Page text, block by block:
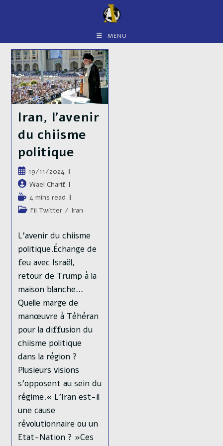
MENU
Iran, l’avenir
du chiisme
politique
Publication
publiée :
19/11/2024
Auteur/autrice
de
la
publication :
Wael Charif
Temps
de
4 mins read
PostFil Twitter / Iran
L’avenir du chiisme
politique.Échange de
feu avec Israël,
retour de Trump à la
maison blanche…
Quelle marge de
manœuvre à Téhéran
pour la diffusion du
chiisme politique
dans la région ?
Plusieurs visions
s’opposent au sein du
régime.« L’Iran est-il
une cause
révolutionnaire ou un
Etat-Nation ? »Ces